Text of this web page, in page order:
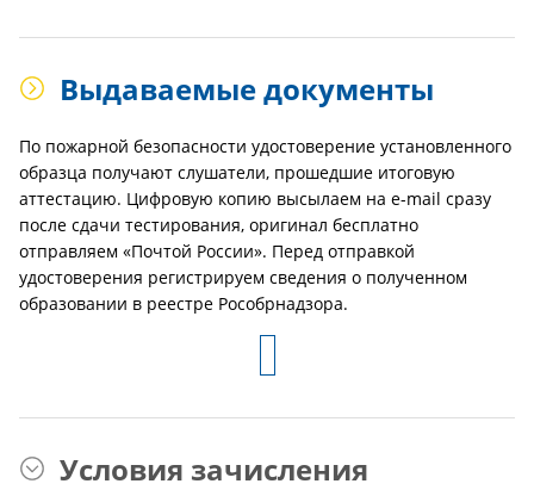
Выдаваемые документы
По пожарной безопасности удостоверение установленного
образца получают слушатели, прошедшие итоговую
аттестацию. Цифровую копию высылаем на e-mail сразу
после сдачи тестирования, оригинал бесплатно
отправляем «Почтой России». Перед отправкой
удостоверения регистрируем сведения о полученном
образовании в реестре Рособрнадзора.
Условия зачисления